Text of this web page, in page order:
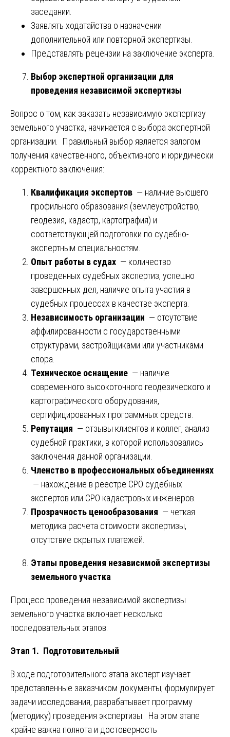
заседании.
Заявлять ходатайства о назначении
дополнительной или повторной экспертизы.
Представлять рецензии на заключение эксперта.
Выбор экспертной организации для
проведения независимой экспертизы
Вопрос о том, как заказать независимую экспертизу
земельного участка, начинается с выбора экспертной
организации. Правильный выбор является залогом
получения качественного, объективного и юридически
корректного заключения:
Квалификация экспертов — наличие высшего
профильного образования (землеустройство,
геодезия, кадастр, картография) и
соответствующей подготовки по судебно-
экспертным специальностям.
Опыт работы в судах — количество
проведенных судебных экспертиз, успешно
завершенных дел, наличие опыта участия в
судебных процессах в качестве эксперта.
Независимость организации — отсутствие
аффилированности с государственными
структурами, застройщиками или участниками
спора.
Техническое оснащение — наличие
современного высокоточного геодезического и
картографического оборудования,
сертифицированных программных средств.
Репутация — отзывы клиентов и коллег, анализ
судебной практики, в которой использовались
заключения данной организации.
Членство в профессиональных объединениях
— нахождение в реестре СРО судебных
экспертов или СРО кадастровых инженеров.
Прозрачность ценообразования — четкая
методика расчета стоимости экспертизы,
отсутствие скрытых платежей.
Этапы проведения независимой экспертизы
земельного участка
Процесс проведения независимой экспертизы
земельного участка включает несколько
последовательных этапов:
Этап 1. Подготовительный
В ходе подготовительного этапа эксперт изучает
представленные заказчиком документы, формулирует
задачи исследования, разрабатывает программу
(методику) проведения экспертизы. На этом этапе
крайне важна полнота и достоверность